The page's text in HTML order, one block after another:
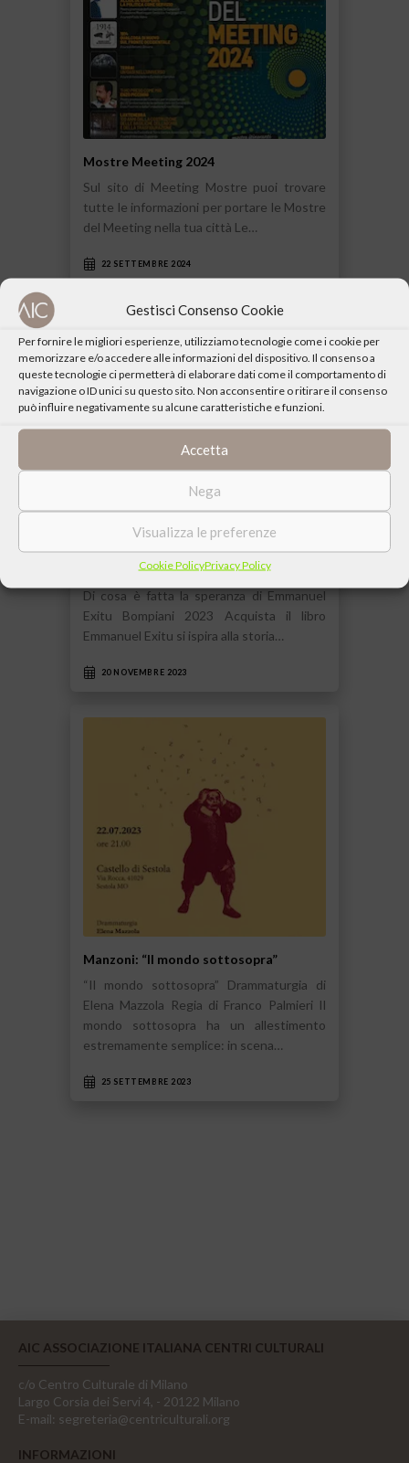
Gestisci Consenso Cookie
Per fornire le migliori esperienze, utilizziamo tecnologie come i cookie per
memorizzare e/o accedere alle informazioni del dispositivo. Il consenso a
queste tecnologie ci permetterà di elaborare dati come il comportamento di
navigazione o ID unici su questo sito. Non acconsentire o ritirare il consenso
può influire negativamente su alcune caratteristiche e funzioni.
Accetta
Nega
Visualizza le preferenze
Cookie PolicyPrivacy Policy
Mostre Meeting 2024
Sul sito di Meeting Mostre puoi trovare
tutte le informazioni per portare le Mostre
del Meeting nella tua città Le…
22 SETTEMBRE 2024
Il romanzo di Cicely Saunders –
Presentazioni
Di cosa è fatta la speranza di Emmanuel
Exitu Bompiani 2023 Acquista il libro
Emmanuel Exitu si ispira alla storia…
20 NOVEMBRE 2023
Manzoni: “Il mondo sottosopra”
“Il mondo sottosopra” Drammaturgia di
Elena Mazzola Regia di Franco Palmieri Il
mondo sottosopra ha un allestimento
estremamente semplice: in scena…
25 SETTEMBRE 2023
AIC ASSOCIAZIONE ITALIANA CENTRI CULTURALI
c/o Centro Culturale di Milano
Largo Corsia dei Servi 4, - 20122 Milano
E-mail: segreteria@centriculturali.org
INFORMAZIONI